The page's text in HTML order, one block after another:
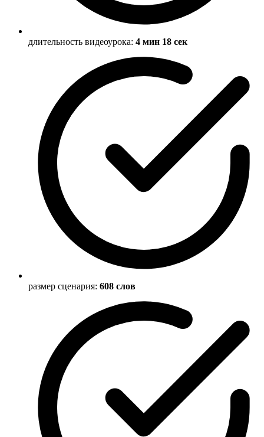
длительность видеоурока: 4 мин 18 сек
размер сценария: 608 слов